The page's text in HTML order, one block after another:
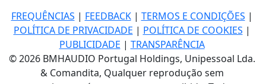
FREQUÊNCIAS | FEEDBACK| TERMOS E CONDIÇÕES |
POLÍTICA DE PRIVACIDADE | POLÍTICA DE COOKIES |
PUBLICIDADE | TRANSPARÊNCIA
© 2026 BMHAUDIO Portugal Holdings, Unipessoal Lda.
& Comandita, Qualquer reprodução sem